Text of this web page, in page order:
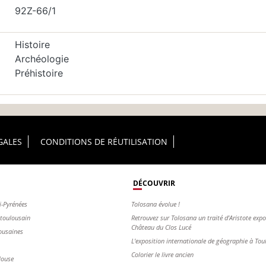
92Z-66/1
Histoire
Archéologie
Préhistoire
CONDITIONS DE RÉUTILISATION
DÉCOUVRIR
Tolosana évolue !
Retrouvez sur Tolosana un traité d'Aristote
Château du Clos Lucé
L'exposition internationale de géographie à
Colorier le livre ancien